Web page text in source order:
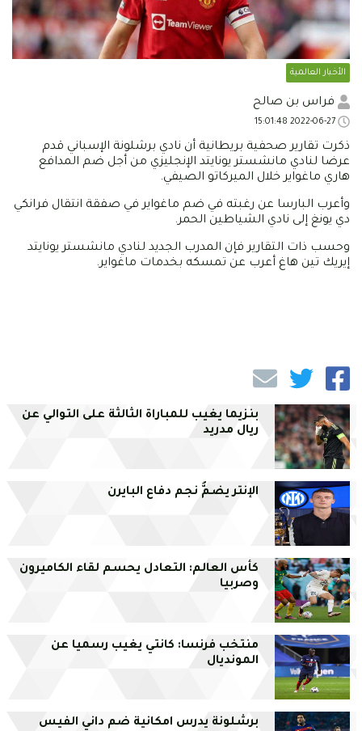
الأخبار العالمية
فراس بن صالح
ذكرت تقارير صحفية بريطانية أن نادي برشلونة الإسباني قدم
عرضا لنادي مانشستر يونايتد الإنجليزي من أجل ضم المدافع
هاري ماغواير خلال الميركاتو الصيفي.
وأعرب البارسا عن رغبته في ضم ماغواير في صفقة انتقال فرانكي
دي يونغ إلى نادي الشياطين الحمر.
وحسب ذات التقارير فإن المدرب الجديد لنادي مانشستر يونايتد
إيريك تين هاغ أعرب عن تمسكه بخدمات ماغواير.
بنزيما يغيب للمباراة الثالثة على التوالي عن
ريال مدريد
الإنتر يضمُّ نجم دفاع البايرن
كأس العالم: التعادل يحسم لقاء الكاميرون
وصربيا
منتخب فرنسا: كانتي يغيب رسميا عن
المونديال
برشلونة يدرس امكانية ضم داني الفيس